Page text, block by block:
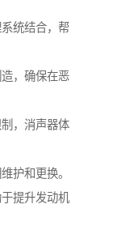
统结合，帮
，确保在恶
，消声器体
护和更换。
提升发动机